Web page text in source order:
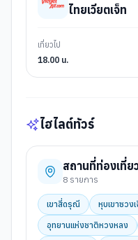
ไทยเวียตเจ็ท
เที่ยวไป
18.00 น.
ไฮไลต์ทัวร์
สถานที่ท่องเที่ย
8 รายการ
เขาสี่ดรุณี หุบเขาซวง
อุทยานแห่งชาติหวงหลง